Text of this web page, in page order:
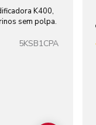
K400,
sem polpa.
5KSB1CPA